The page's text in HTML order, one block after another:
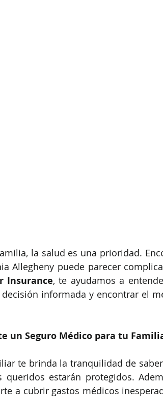
la salud es una prioridad.
Allegheny puede parecer
Insurance, te ayudamos a
informada y encontrar el
un Seguro Médico para tu
te brinda la tranquilidad de
queridos estarán protegidos.
a cubrir gastos médicos